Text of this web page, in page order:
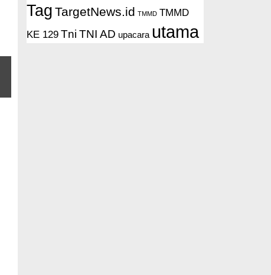
Tag TargetNews.id TMMD TMMD
KE 129 Tni TNI AD upacara utama